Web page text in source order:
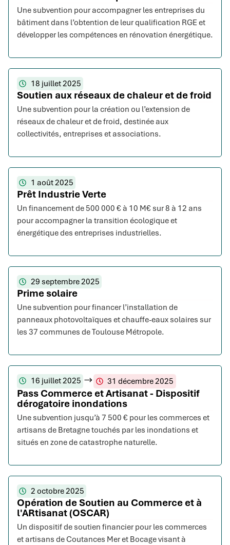
Une subvention pour accompagner les entreprises du
bâtiment dans l’obtention de leur qualification RGE et
développer les compétences en rénovation énergétique.
18 juillet 2025
Soutien aux réseaux de chaleur et de froid
Une subvention pour la création ou l’extension de
réseaux de chaleur et de froid, destinée aux
collectivités, entreprises et associations.
1 août 2025
Prêt Industrie Verte
Un financement de 500 000 € à 10 M€ sur 8 à 12 ans
pour accompagner la transition écologique et
énergétique des entreprises industrielles.
29 septembre 2025
Prime solaire
Une subvention pour financer l’installation de
panneaux photovoltaïques et chauffe-eaux solaires sur
les 37 communes de Toulouse Métropole.
16 juillet 2025 31 décembre 2025
Pass Commerce et Artisanat - Dispositif
dérogatoire inondations
Une subvention jusqu’à 7 500 € pour les commerces et
artisans de Bretagne touchés par les inondations et
situés en zone de catastrophe naturelle.
2 octobre 2025
Opération de Soutien au Commerce et à
l'ARtisanat (OSCAR)
Un dispositif de soutien financier pour les commerces
et artisans de Coutances Mer et Bocage visant à